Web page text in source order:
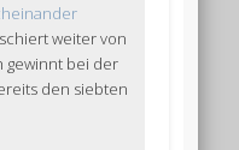
weiter von
gewinnt bei der
den siebten